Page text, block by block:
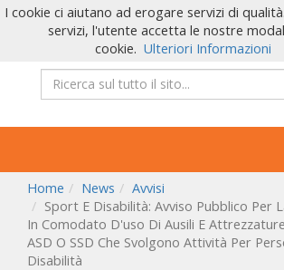
Home
News
Avvisi
Sport E Disabilità: Avviso Pubblico Per
In Comodato D'uso Di Ausili E
ASD O SSD Che Svolgono Attività Per
Disabilità
I cookie ci aiutano ad erogare servizi di
servizi, l'utente accetta le nostre
cookie. Ulteriori Informazioni